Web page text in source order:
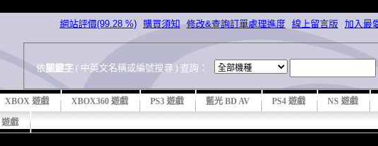
網站評價(99.28 %) 購買須知 修改&查詢訂單處理進度 線上留言版 加入最
依 關鍵字 ( 中英文名稱或編號搜尋 ) 查詢：
XBOX 遊戲 XBOX360 遊戲 PS3 遊戲 藍光 BD AV PS4 遊戲 NS 遊戲
戲